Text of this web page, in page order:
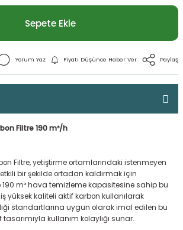
Sepete Ekle
Yorum Yaz Fiyatı Düşünce Haber
Filtre 190 m³/h
Filtre, yetiştirme ortamlarındaki istenmeyen
bir şekilde ortadan kaldırmak için
190 m³ hava temizleme kapasitesine sahip bu
yüksek kaliteli aktif karbon kullanılarak
standartlarına uygun olarak imal edilen bu
kullanım kolaylığı sunar.